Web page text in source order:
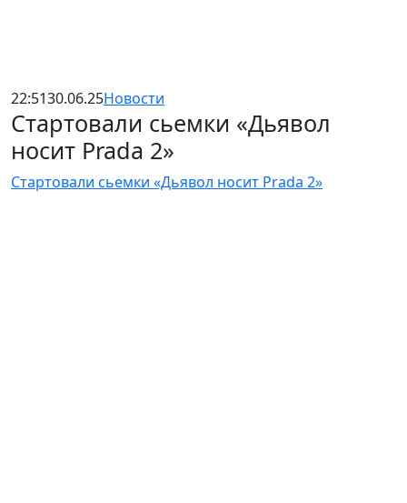
22:5130.06.25Новости
Стартовали сьемки «Дьявол
носит Prada 2»
Стартовали сьемки «Дьявол носит Prada 2»